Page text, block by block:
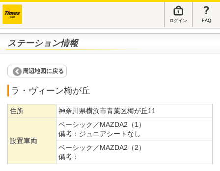
ログイン FAQ
ステーション情報
周辺地図に戻る
ラ・ヴィーン梅が丘
住所 神奈川県横浜市青葉区梅が丘11
設置車両
ベーシック／MAZDA2（1）
備考： ジュニアシートなし
ベーシック／MAZDA2（2）
備考：